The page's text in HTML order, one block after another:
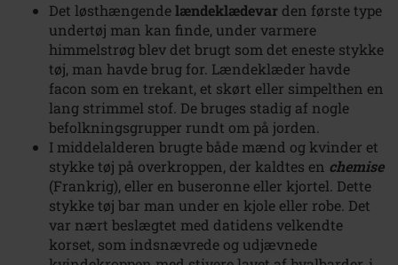
Det løsthængendelændeklædevar den første type
undertøj man kan finde, under varmere
himmelstrøg blev det brugt som det eneste stykke
tøj, man havde brug for. Lændeklæder havde
facon som en trekant, et skørt eller simpelthen en
lang strimmel stof. De bruges stadig af nogle
befolkningsgrupper rundt om på jorden.
I middelalderen brugte både mænd og kvinder et
stykke tøj på overkroppen, der kaldtes en chemise
(Frankrig), eller en buseronne eller kjortel. Dette
stykke tøj bar man under en kjole eller robe. Det
var nært beslægtet med datidens velkendte
korset, som indsnævrede og udjævnede